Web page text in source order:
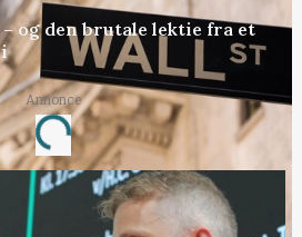
og den brutale lektie fra et
Annonce
Loading...